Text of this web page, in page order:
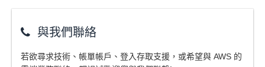
與我們聯絡
若欲尋求技術、帳單帳戶、登入存取支援，或希望與 AWS 的